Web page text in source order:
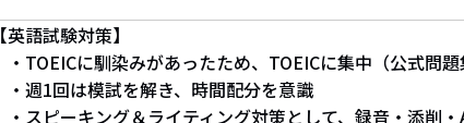
【英語試験対策】
・TOEICに馴染みがあったため、TOEICに集中（公式問題
・週1回は模試を解き、時間配分を意識
・スピーキング＆ライティング対策として、録音・添削